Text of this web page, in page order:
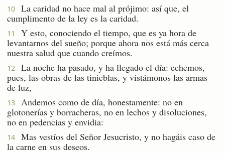
10
La caridad no hace mal al prójimo: así que, el
cumplimento de la ley es la caridad.
11
Y esto, conociendo el tiempo, que es ya hora de
levantarnos del sueño; porque ahora nos está más cerca
nuestra salud que cuando creímos.
12
La noche ha pasado, y ha llegado el día: echemos,
pues, las obras de las tinieblas, y vistámonos las armas
de luz,
13
Andemos como de día, honestamente: no en
glotonerías y borracheras, no en lechos y disoluciones,
no en pedencias y envidia:
14
Mas vestíos del Señor Jesucristo, y no hagáis caso de
la carne en sus deseos.